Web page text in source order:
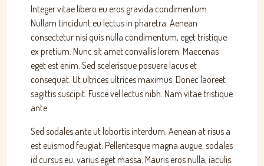
Integer vitae libero eu eros gravida condimentum.
Nullam tincidunt eu lectus in pharetra. Aenean
consectetur nisi quis nulla condimentum, eget tristique
ex pretium. Nunc sit amet convallis lorem. Maecenas
eget est enim. Sed scelerisque posuere lacus et
consequat. Ut ultrices ultrices maximus. Donec laoreet
sagittis suscipit. Fusce vel lectus nibh. Nam vitae tristique
ante.
Sed sodales ante ut lobortis interdum. Aenean at risus a
est euismod feugiat. Pellentesque magna augue, sodales
id cursus eu, varius eget massa. Mauris eros nulla, iaculis